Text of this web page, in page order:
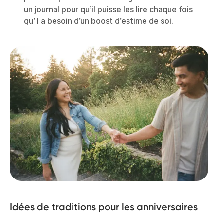
un journal pour qu’il puisse les lire chaque fois
qu’il a besoin d’un boost d’estime de soi.
Idées de traditions pour les anniversaires